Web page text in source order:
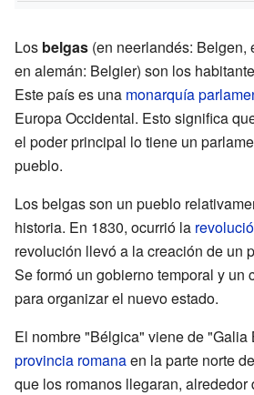
Los belgas (en neerlandés: Belgen,
en alemán: Belgier) son los
Este país es una monarquía
Europa Occidental. Esto significa
el poder principal lo tiene un
pueblo.
Los belgas son un pueblo
historia. En 1830, ocurrió la
revolución llevó a la creación de un
Se formó un gobierno temporal y un
para organizar el nuevo estado.
El nombre "Bélgica" viene de "Galia
provincia romanaen la parte norte
que los romanos llegaran, alrededor